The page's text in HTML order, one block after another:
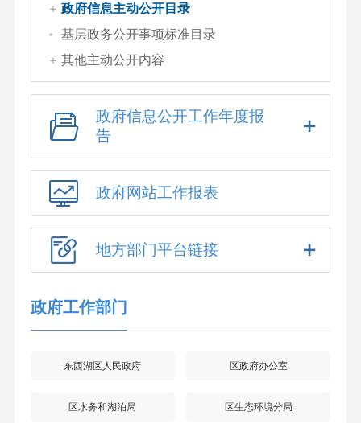
政府信息主动公开目录
基层政务公开事项标准目录
其他主动公开内容
政府信息公开工作年度报
告
政府网站工作报表
地方部门平台链接
政府工作部门
东西湖区人民政府 区政府办公室
区水务和湖泊局 区生态环境分局